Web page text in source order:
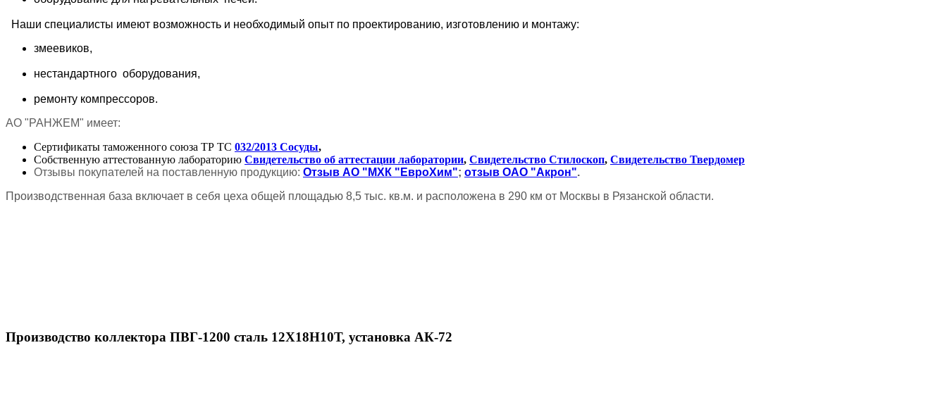
Наши специалисты имеют возможность и необходимый опыт по проектированию, изготовлению и монтажу:
змеевиков,
нестандартного оборудования,
ремонту компрессоров.
АО "РАНЖЕМ" имеет:
Сертификаты таможенного союза ТР ТС 032/2013 Сосуды,
Собственную аттестованную лабораторию Свидетельство об аттестации лаборатории, Свидетельство Стилоскоп, Свидетельство Твердомер
Отзывы покупателей на поставленную продукцию: Отзыв АО "МХК "ЕвроХим"; отзыв ОАО "Акрон".
Производственная база включает в себя цеха общей площадью 8,5 тыс. кв.м. и расположена в 290 км от Москвы в Рязанской области.
Производство коллектора ПВГ-1200 сталь 12Х18Н10Т, установка АК-72